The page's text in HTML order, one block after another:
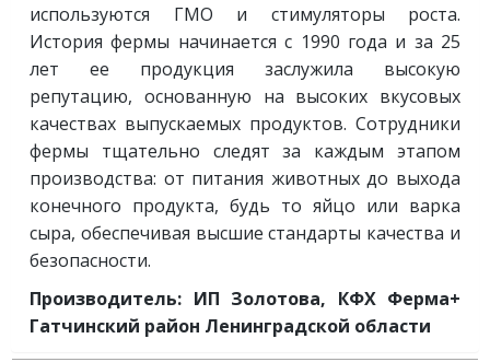
используются ГМО и стимуляторы роста.
История фермы начинается с 1990 года и за 25
лет ее продукция заслужила высокую
репутацию, основанную на высоких вкусовых
качествах выпускаемых продуктов. Сотрудники
фермы тщательно следят за каждым этапом
производства: от питания животных до выхода
конечного продукта, будь то яйцо или варка
сыра, обеспечивая высшие стандарты качества и
безопасности.
Производитель: ИП Золотова, КФХ Ферма+
Гатчинский район Ленинградской области